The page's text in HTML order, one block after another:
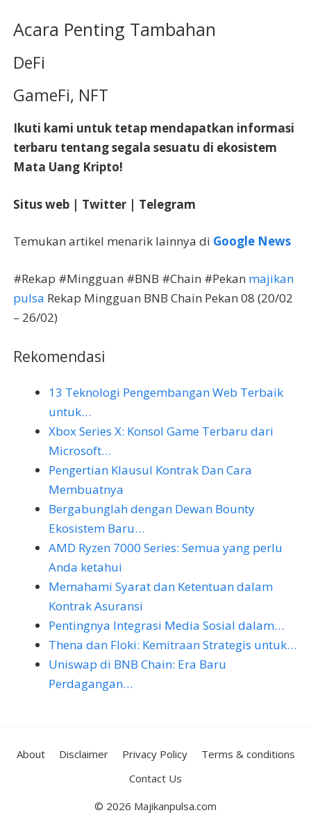
Acara Penting Tambahan
DeFi
GameFi, NFT
Ikuti kami untuk tetap mendapatkan informasi
terbaru tentang segala sesuatu di ekosistem
Mata Uang Kripto!
Situs web | Twitter | Telegram
Temukan artikel menarik lainnya di Google News
#Rekap #Mingguan #BNB #Chain #Pekan majikan
pulsa Rekap Mingguan BNB Chain Pekan 08 (20/02
– 26/02)
Rekomendasi
13 Teknologi Pengembangan Web Terbaik
untuk…
Xbox Series X: Konsol Game Terbaru dari
Microsoft…
Pengertian Klausul Kontrak Dan Cara
Membuatnya
Bergabunglah dengan Dewan Bounty
Ekosistem Baru…
AMD Ryzen 7000 Series: Semua yang perlu
Anda ketahui
Memahami Syarat dan Ketentuan dalam
Kontrak Asuransi
Pentingnya Integrasi Media Sosial dalam…
Thena dan Floki: Kemitraan Strategis untuk…
Uniswap di BNB Chain: Era Baru
Perdagangan…
About Disclaimer Privacy Policy
Terms & conditions
Contact Us
© 2026 Majikanpulsa.com